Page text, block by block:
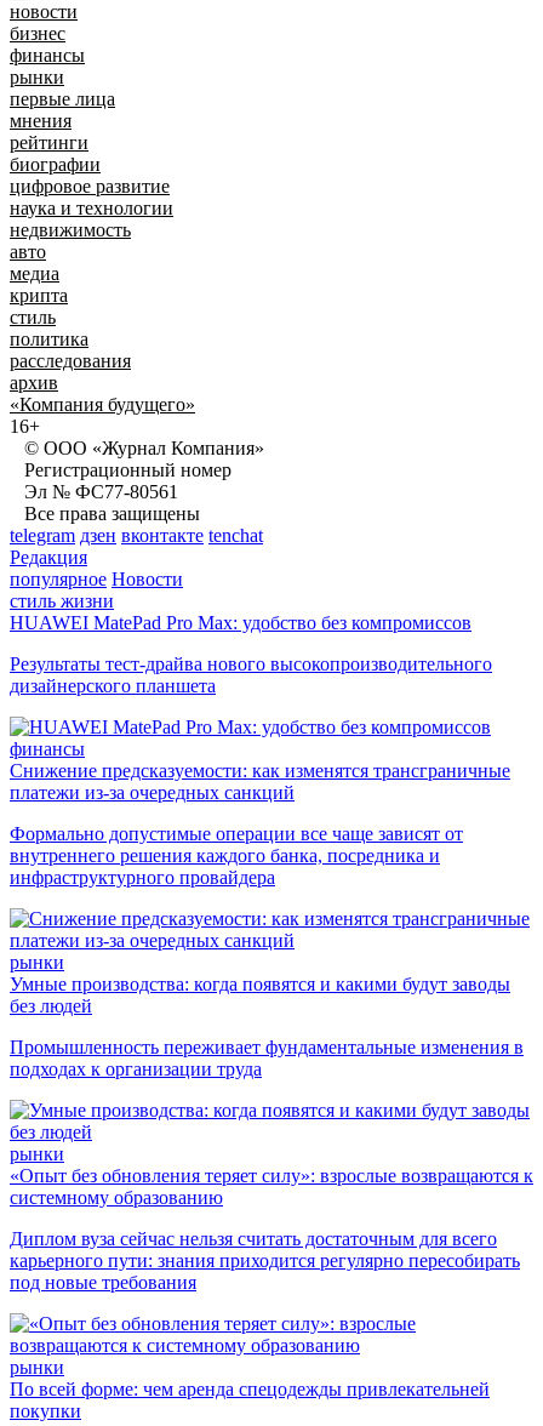
новости
бизнес
финансы
рынки
первые лица
мнения
рейтинги
биографии
цифровое развитие
наука и технологии
недвижимость
авто
медиа
крипта
стиль
политика
расследования
архив
«Компания будущего»
16+
© ООО «Журнал Компания»
Регистрационный номер
Эл № ФС77-80561
Все права защищены
telegram дзен вконтакте tenchat
Редакция
популярное Новости
стиль жизни
HUAWEI MatePad Pro Max: удобство без компромиссов
Результаты тест-драйва нового высокопроизводительного
дизайнерского планшета
финансы
Снижение предсказуемости: как изменятся трансграничные
платежи из-за очередных санкций
Формально допустимые операции все чаще зависят от
внутреннего решения каждого банка, посредника и
инфраструктурного провайдера
рынки
Умные производства: когда появятся и какими будут заводы
без людей
Промышленность переживает фундаментальные изменения в
подходах к организации труда
рынки
«Опыт без обновления теряет силу»: взрослые возвращаются к
системному образованию
Диплом вуза сейчас нельзя считать достаточным для всего
карьерного пути: знания приходится регулярно пересобирать
под новые требования
рынки
По всей форме: чем аренда спецодежды привлекательней
покупки